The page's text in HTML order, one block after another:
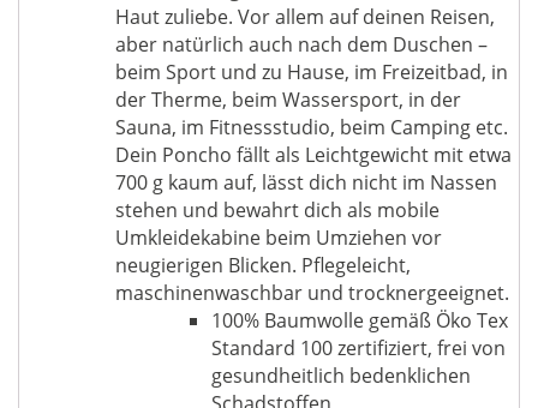
Haut zuliebe. Vor allem auf deinen Reisen,
aber natürlich auch nach dem Duschen –
beim Sport und zu Hause, im Freizeitbad, in
der Therme, beim Wassersport, in der
Sauna, im Fitnessstudio, beim Camping etc.
Dein Poncho fällt als Leichtgewicht mit etwa
700 g kaum auf, lässt dich nicht im Nassen
stehen und bewahrt dich als mobile
Umkleidekabine beim Umziehen vor
neugierigen Blicken. Pflegeleicht,
maschinenwaschbar und trocknergeeignet.
100% Baumwolle gemäß Öko Tex
Standard 100 zertifiziert, frei von
gesundheitlich bedenklichen